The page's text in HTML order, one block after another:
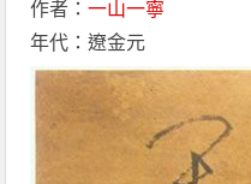
作者：一山一寧
年代：遼金元